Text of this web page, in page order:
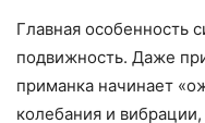
Главная особенность
подвижность. Даже
приманка начинает
колебания и